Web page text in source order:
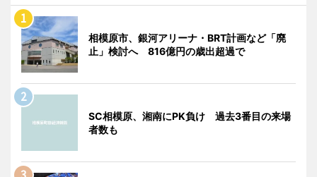
相模原市、銀河アリーナ・BRT計画など「廃
止」検討へ 816億円の歳出超過で
SC相模原、湘南にPK負け 過去3番目の来場
者数も